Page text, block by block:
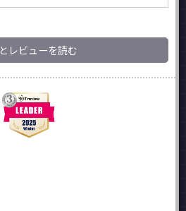
レビューを読む